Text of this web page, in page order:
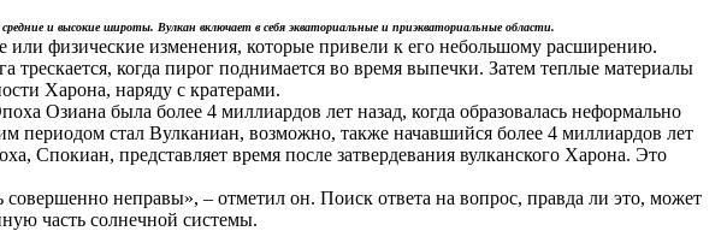
и высокие широты. Вулкан включает в себя экваториальные и приэкваториальные области.
или физические изменения, которые привели к его небольшому расширению.
трескается, когда пирог поднимается во время выпечки. Затем теплые материалы
Харона, наряду с кратерами.
Озиана была более 4 миллиардов лет назад, когда образовалась неформально
периодом стал Вулканиан, возможно, также начавшийся более 4 миллиардов лет
Спокиан, представляет время после затвердевания вулканского Харона. Это
неправы», – отметил он. Поиск ответа на вопрос, правда ли это, может
часть солнечной системы.